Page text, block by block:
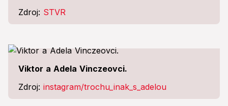
Zdroj: STVR
Viktor a Adela Vinczeovci.
Zdroj: instagram/trochu_inak_s_adelou